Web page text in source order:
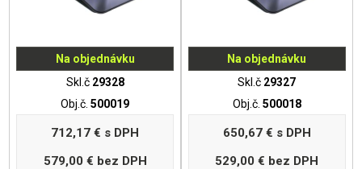
Na objednávku
Skl.č 29328
Obj.č.500019
712,17 € s DPH
579,00 € bez DPH
Na objednávku
Skl.č 29327
Obj.č. 500018
650,67 € s DPH
529,00 € bez DPH